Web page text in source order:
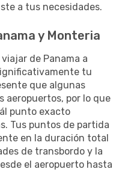
a tus necesidades.
y Monteria
de Panama a
tu
que algunas
aeropuertos, por lo que
punto exacto
Tus puntos de partida
en la duración total
de transbordo y la
el aeropuerto hasta